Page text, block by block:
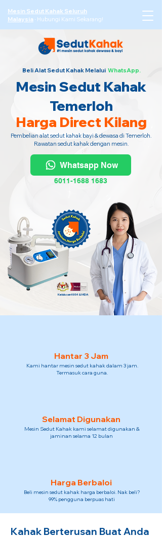
Mesin Sedut Kahak Seluruh
Malaysia · Hubungi Kami Sekarang!
Beli Alat Sedut Kahak Melalui WhatsApp.
Mesin Sedut Kahak
Temerloh
Harga Direct Kilang
Pembelian alat sedut kahak bayi & dewasa di Temerloh.
Rawatan sedut kahak dengan mesin.
Whatsapp Now
6011-1688 1683
Kelulusan KKM & MDA
Hantar 3 Jam
Kami hantar mesin sedut kahak dalam 3 jam.
Termasuk cara guna.
Selamat Digunakan
Mesin Sedut Kahak kami selamat digunakan &
jaminan selama 12 bulan
Harga Berbaloi
Beli mesin sedut kahak harga berbaloi. Nak beli?
99% pengguna berpuas hati
Kahak Berterusan Buat Anda